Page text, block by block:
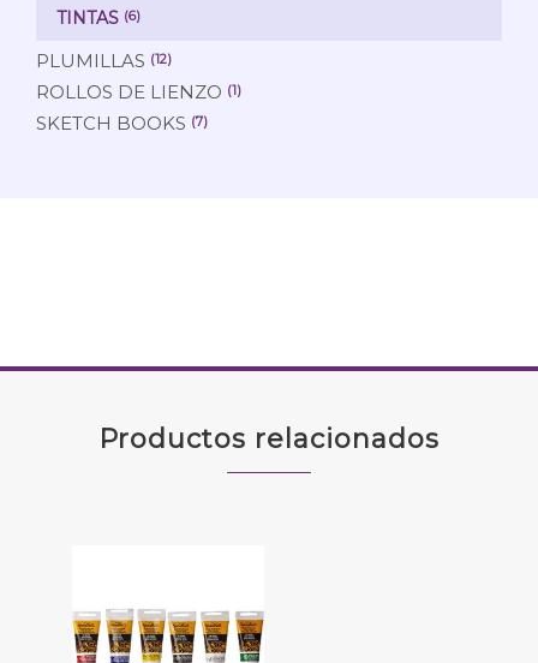
TINTAS (6)
PLUMILLAS (12)
ROLLOS DE LIENZO (1)
SKETCH BOOKS (7)
Productos relacionados